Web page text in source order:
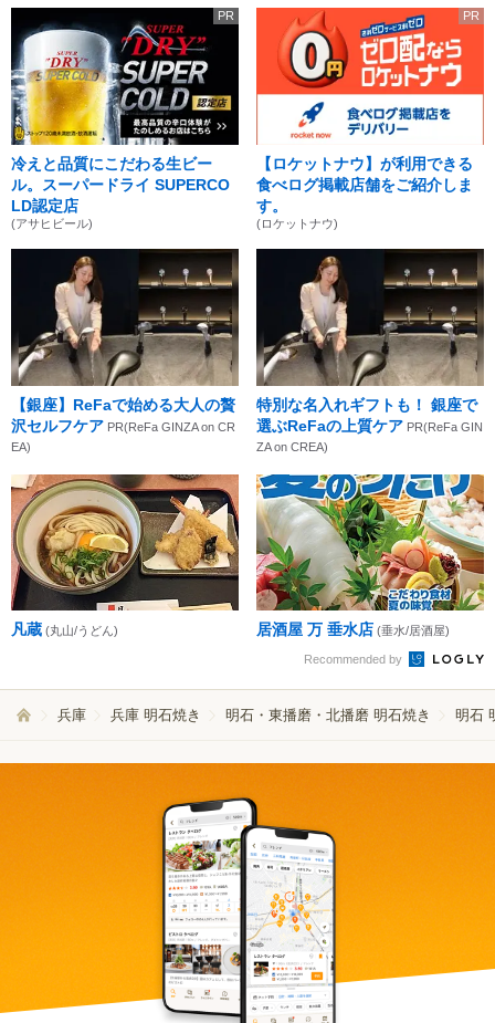
PR
冷えと品質にこだわる生ビー
ル。スーパードライ SUPERCO
LD認定店
(アサヒビール)
PR
【ロケットナウ】が利用できる
食べログ掲載店舗をご紹介しま
す。
(ロケットナウ)
【銀座】ReFaで始める大人の贅
沢セルフケア PR(ReFa GINZA on CR
EA)
特別な名入れギフトも！ 銀座で
選ぶReFaの上質ケア PR(ReFa GIN
ZA on CREA)
凡蔵 (丸山/うどん) 居酒屋 万 垂水店 (垂水/居酒屋)
Recommended by
兵庫 兵庫 明石焼き 明石・東播磨・北播磨 明石焼き 明石